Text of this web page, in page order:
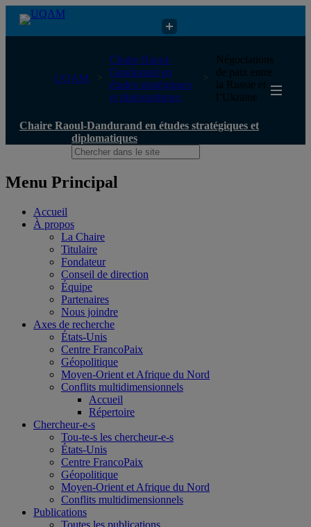
Chaire Raoul-Dandurand en études stratégiques et diplomatiques
UQAM
Chaire Raoul-
Dandurand en
études stratégiques
et diplomatiques
Négociations
de paix entre
la Russie et
l’Ukraine
Chaire Raoul-Dandurand en études stratégiques et
diplomatiques
Menu Principal
Accueil
À propos
La Chaire
Titulaire
Fondateur
Conseil de direction
Équipe
Partenaires
Nous joindre
Axes de recherche
États-Unis
Centre FrancoPaix
Géopolitique
Moyen-Orient et Afrique du Nord
Conflits multidimensionnels
Accueil
Répertoire
Chercheur-e-s
Tou-te-s les chercheur-e-s
États-Unis
Centre FrancoPaix
Géopolitique
Moyen-Orient et Afrique du Nord
Conflits multidimensionnels
Publications
Toutes les publications